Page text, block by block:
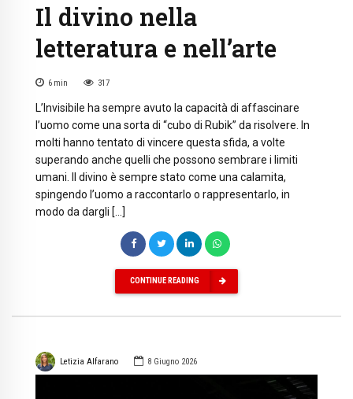
Il divino nella
letteratura e nell’arte
6 min 317
L’Invisibile ha sempre avuto la capacità di affascinare
l’uomo come una sorta di “cubo di Rubik” da risolvere. In
molti hanno tentato di vincere questa sfida, a volte
superando anche quelli che possono sembrare i limiti
umani. Il divino è sempre stato come una calamita,
spingendo l’uomo a raccontarlo o rappresentarlo, in
modo da dargli […]
CONTINUE READING
Letizia Alfarano 8 Giugno 2026